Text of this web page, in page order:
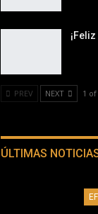
PREV NEXT 1 of
ÚLTIMAS